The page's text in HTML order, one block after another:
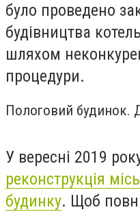
було проведено
будівництва
шляхом
процедури.
Пологовий будинок.
У вересні 2019
реконструкція
будинку. Щоб